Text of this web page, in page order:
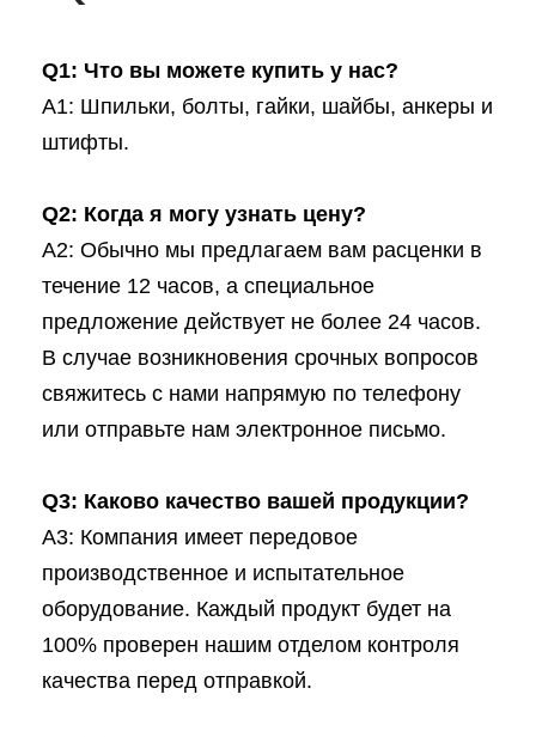
Q1: Что вы можете купить у нас?
A1: Шпильки, болты, гайки, шайбы, анкеры и
штифты.
Q2: Когда я могу узнать цену?
A2: Обычно мы предлагаем вам расценки в
течение 12 часов, а специальное
предложение действует не более 24 часов.
В случае возникновения срочных вопросов
свяжитесь с нами напрямую по телефону
или отправьте нам электронное письмо.
Q3: Каково качество вашей продукции?
A3: Компания имеет передовое
производственное и испытательное
оборудование. Каждый продукт будет на
100% проверен нашим отделом контроля
качества перед отправкой.